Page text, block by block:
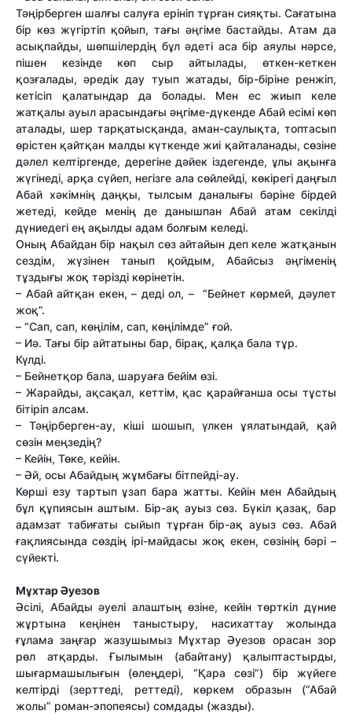
Тәңірберген шалғы салуға ерініп тұрған сияқты. Сағатына
бір көз жүгіртіп қойып, тағы әңгіме бастайды. Атам да
асықпайды, шөпшілердің бұл әдеті аса бір аяулы нәрсе,
пішен кезінде көп сыр айтылады, өткен-кеткен
қозғалады, әредік дау туып жатады, бір-біріне ренжіп,
кетісіп қалатындар да болады. Мен ес жиып келе
жатқалы ауыл арасындағы әңгіме-дүкенде Абай есімі көп
аталады, шер тарқатысқанда, аман-саулықта, топтасып
өрістен қайтқан малды күткенде жиі қайталанады, сөзіне
дәлел келтіргенде, дерегіне дәйек іздегенде, ұлы ақынға
жүгінеді, арқа сүйеп, негізге ала сөйлейді, көкірегі даңғыл
Абай хәкімнің даңқы, тылсым даналығы бәріне бірдей
жетеді, кейде менің де данышпан Абай атам секілді
дүниедегі ең ақылды адам болғым келеді.
Оның Абайдан бір нақыл сөз айтайын деп келе жатқанын
сездім, жүзінен танып қойдым, Абайсыз әңгіменің
тұздығы жоқ тәрізді көрінетін.
– Абай айтқан екен, – деді ол, – “Бейнет көрмей, дәулет
жоқ”.
– “Сап, сап, көңілім, сап, көңілімде” ғой.
– Иә. Тағы бір айтатыны бар, бірақ, қалқа бала тұр.
Күлді.
– Бейнетқор бала, шаруаға бейім өзі.
– Жарайды, ақсақал, кеттім, қас қарайғанша осы тұсты
бітіріп алсам.
– Тәңірберген-ау, кіші шошып, үлкен ұялатындай, қай
сөзін меңзедің?
– Кейін, Төке, кейін.
– Әй, осы Абайдың жұмбағы бітпейді-ау.
Көрші езу тартып ұзап бара жатты. Кейін мен Абайдың
бұл құпиясын аштым. Бір-ақ ауыз сөз. Бүкіл қазақ, бар
адамзат табиғаты сыйып тұрған бір-ақ ауыз сөз. Абай
ғақлиясында сөздің ірі-майдасы жоқ екен, сөзінің бәрі –
сүйекті.
Мұхтар Әуезов
Әсілі, Абайды әуелі алаштың өзіне, кейін төрткіл дүние
жұртына кеңінен таныстыру, насихаттау жолында
ғұлама заңғар жазушымыз Мұхтар Әуезов орасан зор
рөл атқарды. Ғылымын (абайтану) қалыптастырды,
шығармашылығын (өлеңдері, “Қара сөзі”) бір жүйеге
келтірді (зерттеді, реттеді), көркем образын (“Абай
жолы” роман-эпопеясы) сомдады (жазды).